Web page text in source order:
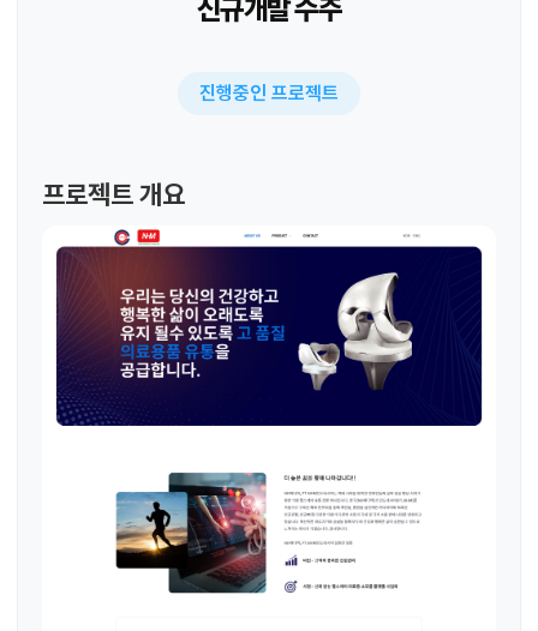
신규개발 수주
진행중인 프로젝트
프로젝트 개요